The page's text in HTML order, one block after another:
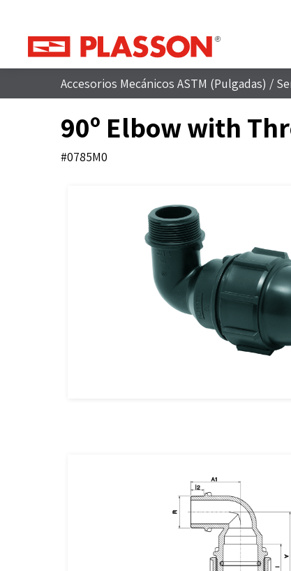
Accesorios Mecánicos ASTM (Pulgadas) /
90º Elbow with
#0785M0